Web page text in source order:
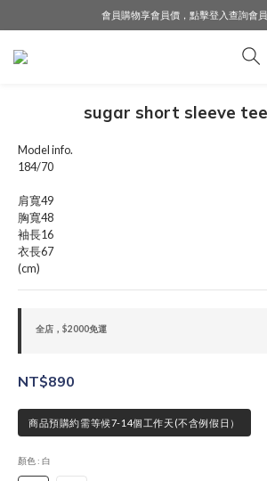
LINE好友募集中，加入就送購物金
會員購物享會員價，點擊登入查詢會員
LINE好友募集中，加入就送購物金
sugar short sleeve
Model info.
184/70
肩寬49
胸寬48
袖長16
衣長67
(cm)
全店，$2000免運
NT$890
商品預購約需等候7-14個工作天(不含例假日）
顏色 : 白